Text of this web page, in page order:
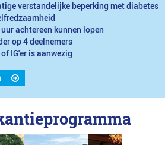
verstandelijke beperking met diabetes
achtereen kunnen lopen
op 4 deelnemers
IG'er is aanwezig